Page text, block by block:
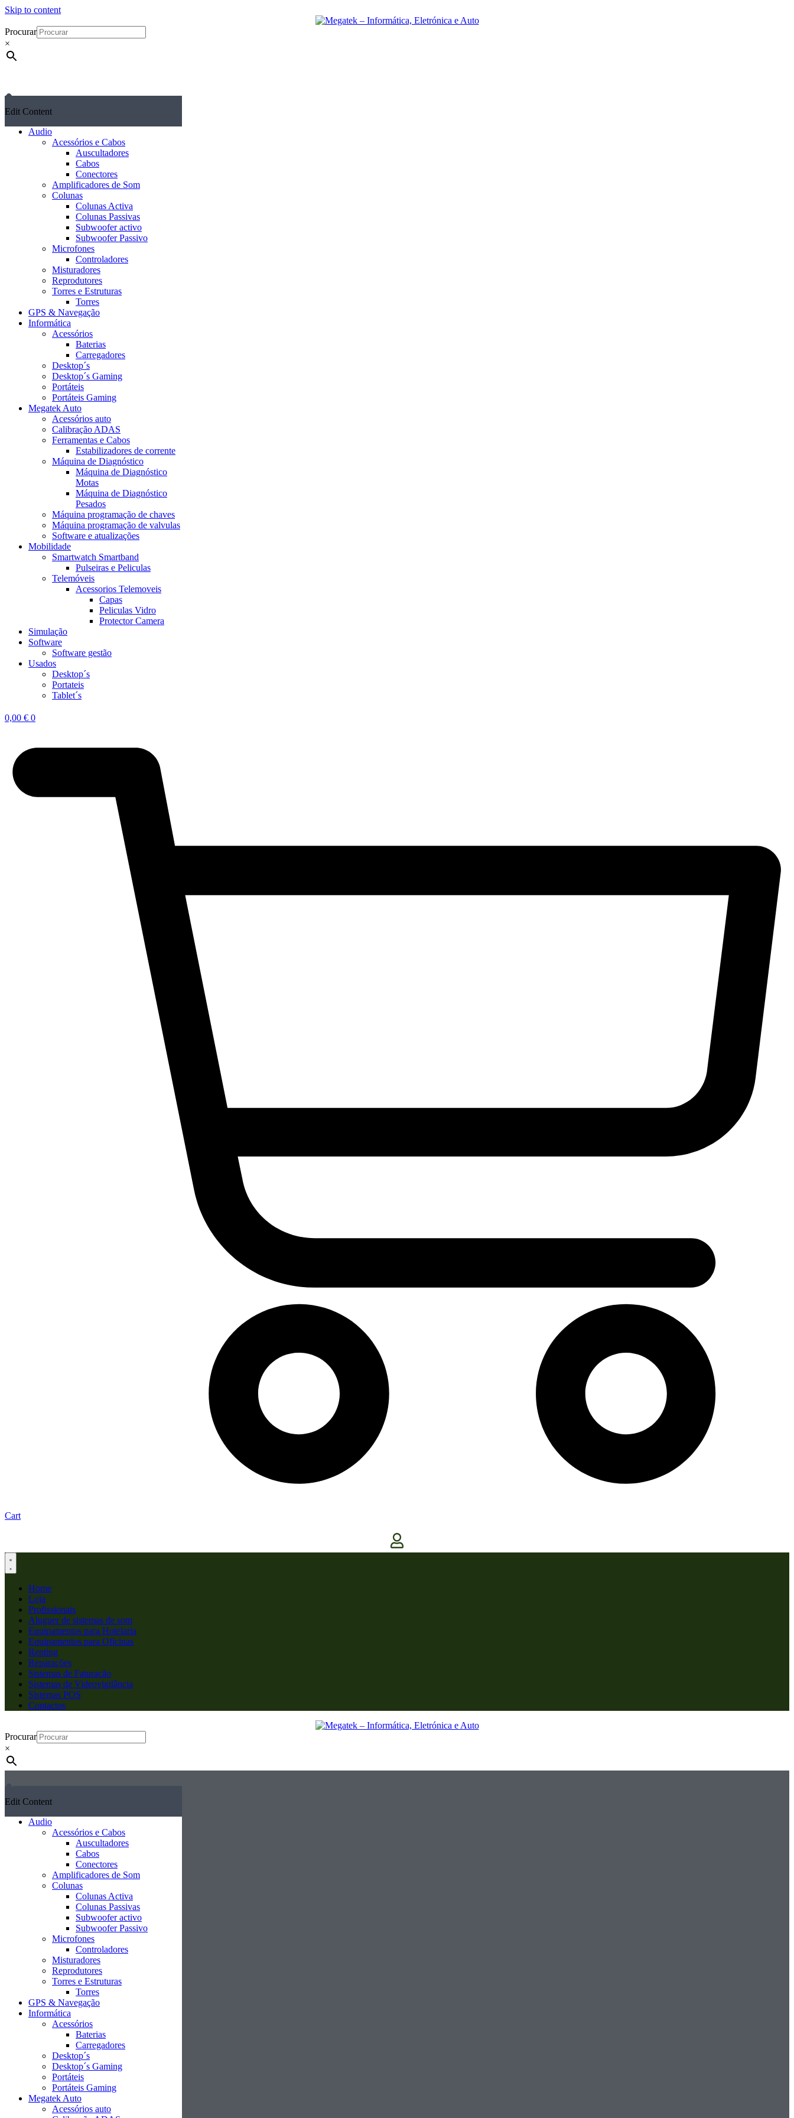
Skip to content
Procurar
×
Edit Content
Audio
Acessórios e Cabos
Auscultadores
Cabos
Conectores
Amplificadores de Som
Colunas
Colunas Activa
Colunas Passivas
Subwoofer activo
Subwoofer Passivo
Microfones
Controladores
Misturadores
Reprodutores
Torres e Estruturas
Torres
GPS & Navegação
Informática
Acessórios
Baterias
Carregadores
Desktop´s
Desktop´s Gaming
Portáteis
Portáteis Gaming
Megatek Auto
Acessórios auto
Calibração ADAS
Ferramentas e Cabos
Estabilizadores de corrente
Máquina de Diagnóstico
Máquina de Diagnóstico
Motas
Máquina de Diagnóstico
Pesados
Máquina programação de chaves
Máquina programação de valvulas
Software e atualizações
Mobilidade
Smartwatch Smartband
Pulseiras e Peliculas
Telemóveis
Acessorios Telemoveis
Capas
Peliculas Vidro
Protector Camera
Simulação
Software
Software gestão
Usados
Desktop´s
Portateis
Tablet´s
0,00 € 0
Cart
Home
Loja
Profissionais
Aluguer de sistemas de som
Equipamentos para Hotelaria
Equipamentos para Oficinas
Renting
Reparações
Sistemas de Faturação
Sistemas de Videovigilância
Sistemas POS
Contactos
Procurar
×
Edit Content
Audio
Acessórios e Cabos
Auscultadores
Cabos
Conectores
Amplificadores de Som
Colunas
Colunas Activa
Colunas Passivas
Subwoofer activo
Subwoofer Passivo
Microfones
Controladores
Misturadores
Reprodutores
Torres e Estruturas
Torres
GPS & Navegação
Informática
Acessórios
Baterias
Carregadores
Desktop´s
Desktop´s Gaming
Portáteis
Portáteis Gaming
Megatek Auto
Acessórios auto